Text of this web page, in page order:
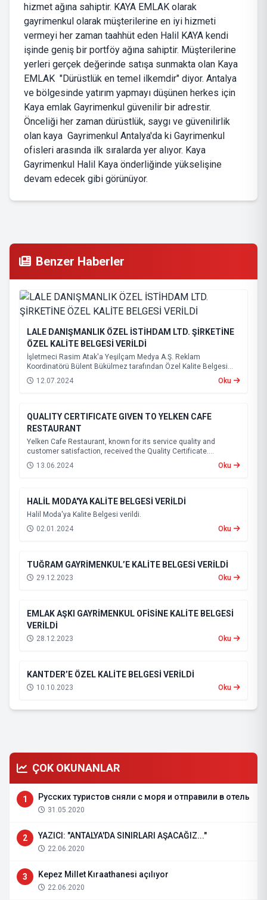
hizmet ağına sahiptir. KAYA EMLAK olarak
gayrimenkul olarak müşterilerine en iyi hizmeti
vermeyi her zaman taahhüt eden Halil KAYA kendi
işinde geniş bir portföy ağına sahiptir. Müşterilerine
yerleri gerçek değerinde satışa sunmakta olan Kaya
EMLAK "Dürüstlük en temel ilkemdir" diyor. Antalya
ve bölgesinde yatırım yapmayı düşünen herkes için
Kaya emlak Gayrimenkul güvenilir bir adrestir.
Önceliği her zaman dürüstlük, saygı ve güvenilirlik
olan kaya Gayrimenkul Antalya'da ki Gayrimenkul
ofisleri arasında ilk sıralarda yer alıyor. Kaya
Gayrimenkul Halil Kaya önderliğinde yükselişine
devam edecek gibi görünüyor.
Benzer Haberler
LALE DANIŞMANLIK ÖZEL İSTİHDAM LTD. ŞİRKETİNE
ÖZEL KALİTE BELGESİ VERİLDİ
İşletmeci Rasim Atak'a Yeşilçam Medya A.Ş. Reklam
Koordinatörü Bülent Bükülmez tarafından Özel Kalite Belgesi
takdim edildi.
12.07.2024 Oku
QUALITY CERTIFICATE GIVEN TO YELKEN CAFE
RESTAURANT
Yelken Cafe Restaurant, known for its service quality and
customer satisfaction, received the Quality Certificate.
Yeşilçam Media Chairman Köksal Selçuk presented the Quality
Certificate to restaurant officials Yusuf Şahin and his son Kansu
13.06.2024 Oku
HALİL MODA'YA KALİTE BELGESİ VERİLDİ
Halil Moda'ya Kalite Belgesi verildi.
02.01.2024
Oku
TUĞRAM GAYRİMENKUL’E KALİTE BELGESİ VERİLDİ
29.12.2023 Oku
EMLAK AŞKI GAYRİMENKUL OFİSİNE KALİTE BELGESİ
VERİLDİ
28.12.2023 Oku
KANTDER’E ÖZEL KALİTE BELGESİ VERİLDİ
10.10.2023 Oku
ÇOK OKUNANLAR
1 Русских туристов сняли с моря и отправили в отель
31.05.2020
2 YAZICI: "ANTALYA'DA SINIRLARI AŞACAĞIZ..."
22.06.2020
3 Kepez Millet Kıraathanesi açılıyor
22.06.2020